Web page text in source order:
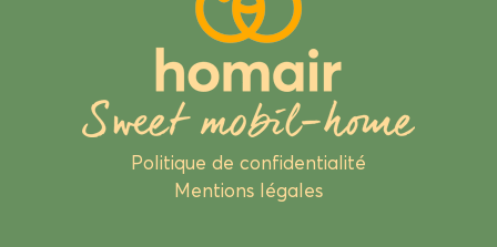
Politique de confidentialité
Mentions légales